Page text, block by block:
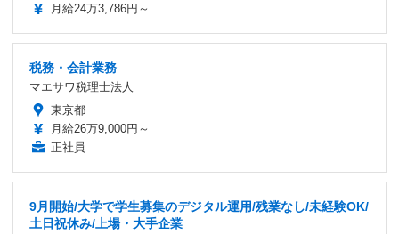
月給24万3,786円～
税務・会計業務
マエサワ税理士法人
東京都
月給26万9,000円～
正社員
9月開始/大学で学生募集のデジタル運用/残業なし/未経験OK/
土日祝休み/上場・大手企業